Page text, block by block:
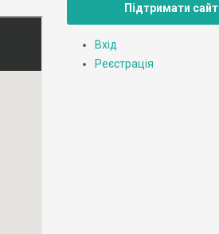
Підтримати сайт
Вхід
Реєстрація